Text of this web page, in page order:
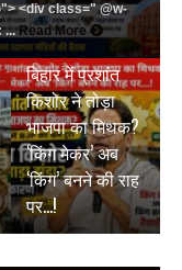
<div class=" @w-
... Read More
BREAKING NEWS
बिहार में प्रशांत
किशोर ने तोड़ा
भाजपा का मिथक?
‘किंग मेकर’ अब
‘किंग’ बनने की राह
पर…!